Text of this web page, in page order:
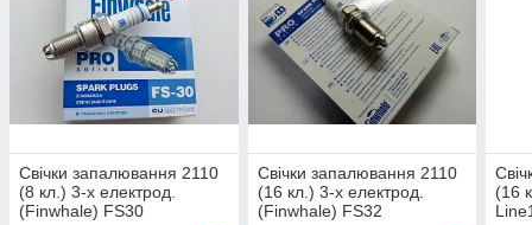
Свічки запалювання 2110
(8 кл.) 3-х електрод.
(Finwhale) FS30
Свічки запалювання 2110
(16 кл.) 3-х електрод.
(Finwhale) FS32
(16